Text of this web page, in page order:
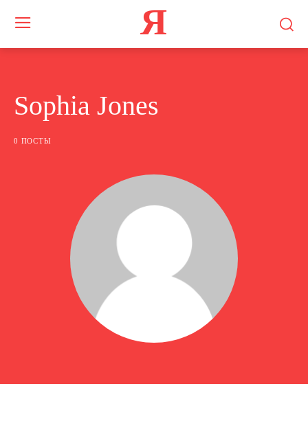
Я
Sophia Jones
0 ПОСТЫ